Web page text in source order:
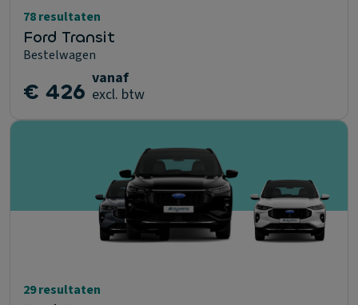
78 resultaten
Ford Transit
Bestelwagen
€ 426 vanaf
excl. btw
29 resultaten